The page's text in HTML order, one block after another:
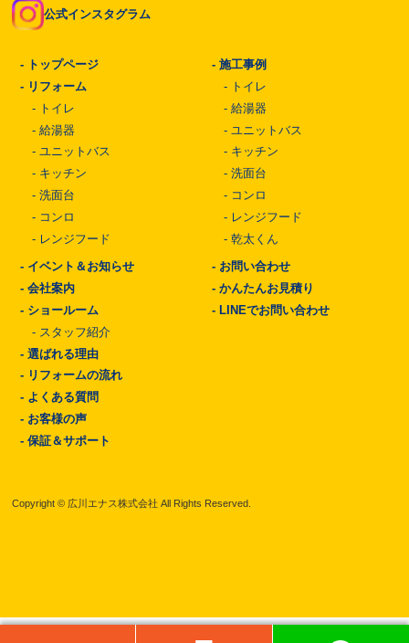
公式インスタグラム
- トップページ
- リフォーム
- トイレ
- 給湯器
- ユニットバス
- キッチン
- 洗面台
- コンロ
- レンジフード
-施工事例
- トイレ
-給湯器
- ユニットバス
- キッチン
-洗面台
- コンロ
- レンジフード
-乾太くん
- イベント＆お知らせ
- 会社案内
- ショールーム
- スタッフ紹介
- 選ばれる理由
- リフォームの流れ
- よくある質問
- お客様の声
- 保証＆サポート
- お問い合わせ
-かんたんお見積り
- LINEでお問い合わせ
Copyright © 広川エナス株式会社 All Rights Reserved.